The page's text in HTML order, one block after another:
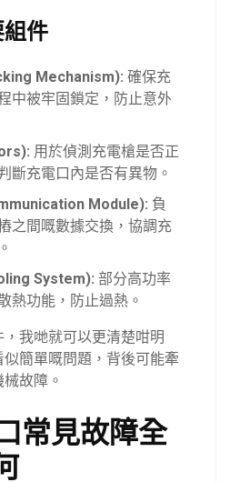
件
Mechanism): 確保充
中被牢固鎖定，防止意外
用於偵測充電槍是否正
斷充電口內是否有異物。
Module): 負
之間嘅數據交換，協調充
System): 部分高功率
熱功能，防止過熱。
我哋就可以更清楚咁明
簡單嘅問題，背後可能牽
故障。
常見故障全